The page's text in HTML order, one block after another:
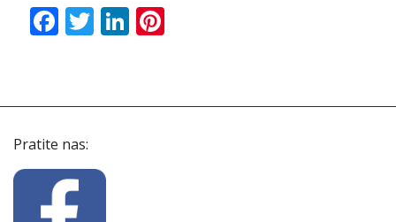
Facebook
TwitterLinkedIn
Pratite nas: